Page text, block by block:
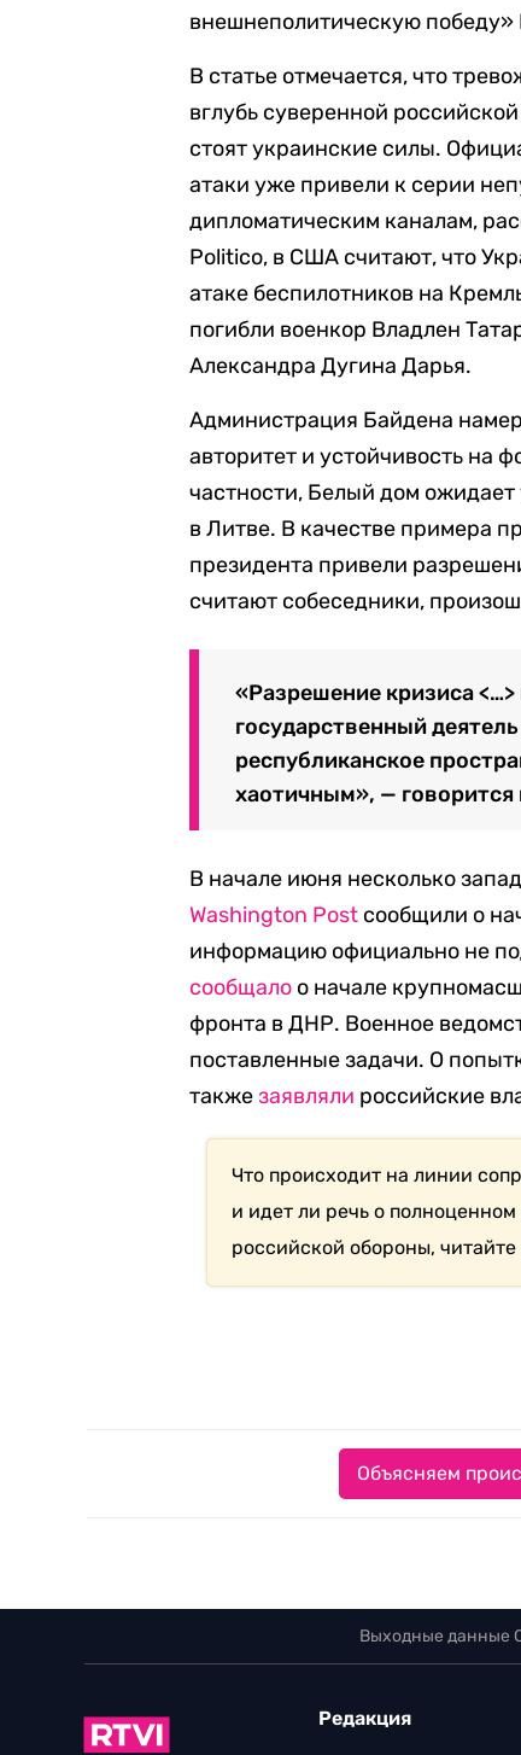
внешнеполитическую
В статье отмечается, что
вглубь суверенной
стоят украинские силы.
атаки уже привели к серии
дипломатическим каналам,
Politico, в США считают, что
атаке беспилотников на
погибли военкор Владлен
Александра Дугина Дарья.
Администрация Байдена
авторитет и устойчивость на
частности, Белый дом
в Литве. В качестве примера
президента привели
считают собеседники,
«Разрешение кризиса
государственный
республиканское
хаотичным», — говорится
В начале июня несколько
Washington Post сообщили о
информацию официально не
сообщало о начале
фронта в ДНР. Военное
поставленные задачи. О
такжезаявляли российские
Что происходит на линии
и идет ли речь о
российской обороны, читайте
Объясняем
Выходные данные
Редакция